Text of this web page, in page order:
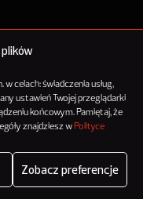
celach: świadczenia usług,
ustawień Twojej przeglądarki
końcowym. Pamiętaj, że
znajdziesz w Polityce
Zobacz preferencje